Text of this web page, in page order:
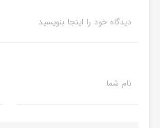
دیدگاه خود را اینجا بنویسید
نام شما